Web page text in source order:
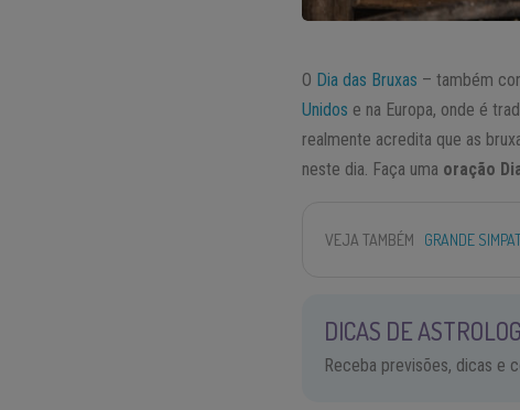
O Dia das Bruxas – também
Unidos e na Europa, onde é
realmente acredita que as
neste dia. Faça uma oração
VEJA TAMBÉM GRANDE
DICAS DE
Receba previsões, dicas e